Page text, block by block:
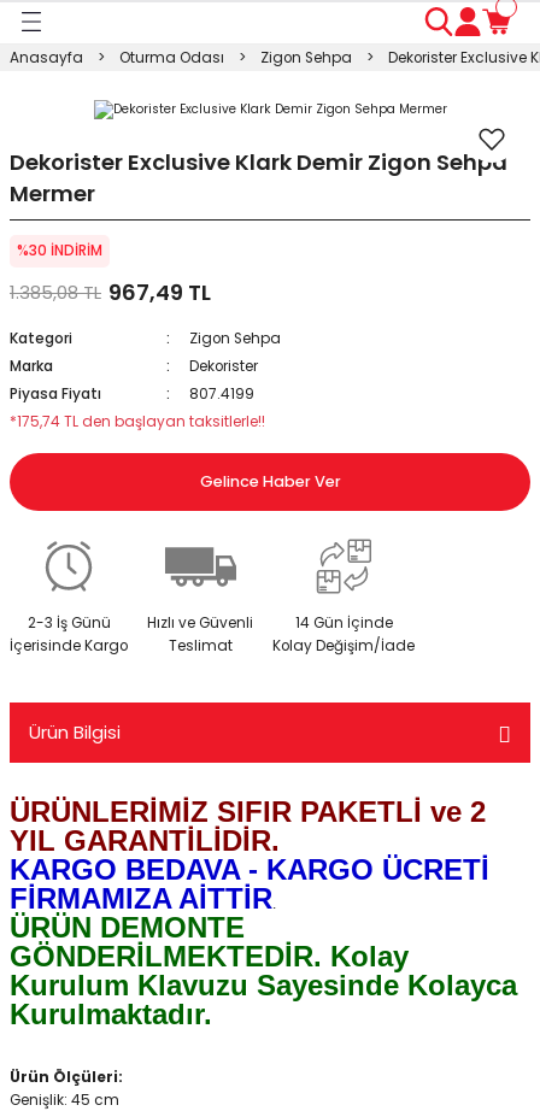
Anasayfa Oturma Odası Zigon Sehpa Dekorister Exclusive
Dekorister Exclusive Klark Demir Zigon Sehpa
Mermer
%30 İNDİRİM
1.385,08 TL 967,49 TL
Kategori
Zigon Sehpa
Marka
Dekorister
Piyasa Fiyatı
807.4199
*175,74 TL den başlayan taksitlerle!!
Gelince Haber Ver
2-3 İş Günü
İçerisinde Kargo
Hızlı ve Güvenli
Teslimat
14 Gün İçinde
Kolay Değişim/İade
Ürün Bilgisi
ÜRÜNLERİMİZ SIFIR PAKETLİ ve 2
YIL GARANTİLİDİR.
KARGO BEDAVA - KARGO ÜCRETİ
FİRMAMIZA AİTTİR.
ÜRÜN DEMONTE
GÖNDERİLMEKTEDİR. Kolay
Kurulum Klavuzu Sayesinde Kolayca
Kurulmaktadır.
Ürün Ölçüleri:
Genişlik: 45 cm